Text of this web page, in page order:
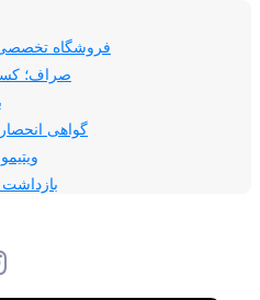
فروشگاه تخصصی
صراف؛
گواهی انحصار